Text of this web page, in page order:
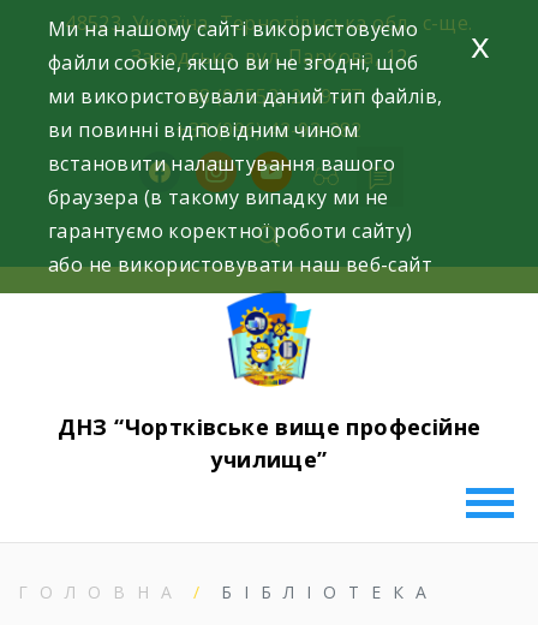
content
48523, Україна, Тернопільська обл., с-ще.
Заводське, вул. Паркова, 12
+38 (03552) 2-49-77
+38 (096) 42-93-282
facebookinstagramyoutube
ДНЗ “Чортківське вище професійне
училище”
ГОЛОВНА БІБЛІОТЕКА
Ми на нашому сайті використовуємо
файли cookie, якщо ви не згодні, щоб
ми використовували даний тип файлів,
ви повинні відповідним чином
встановити налаштування вашого
браузера (в такому випадку ми не
гарантуємо коректної роботи сайту)
або не використовувати наш веб-сайт
x